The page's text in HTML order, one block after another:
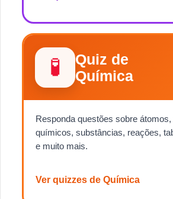
🧪
Quiz de
Química
Responda questões sobre
químicos, substâncias, reações,
e muito mais.
Ver quizzes de Química